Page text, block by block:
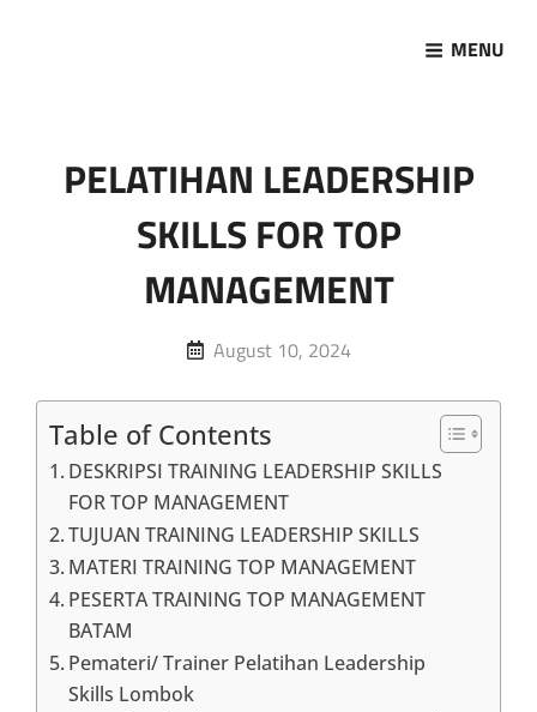
MENU
PELATIHAN LEADERSHIP
SKILLS FOR TOP
MANAGEMENT
Posted
August 10, 2024
Table of Contents
DESKRIPSI TRAINING LEADERSHIP SKILLS
FOR TOP MANAGEMENT
TUJUAN TRAINING LEADERSHIP SKILLS
MATERI TRAINING TOP MANAGEMENT
PESERTA TRAINING TOP MANAGEMENT
BATAM
Pemateri/ Trainer Pelatihan Leadership
Skills Lombok